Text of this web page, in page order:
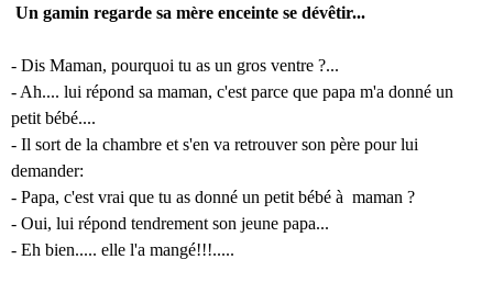
Un gamin regarde sa mère enceinte se dévêtir...
- Dis Maman, pourquoi tu as un gros ventre ?...
- Ah.... lui répond sa maman, c'est parce que papa m'a donné un
petit bébé....
- Il sort de la chambre et s'en va retrouver son père pour lui
demander:
- Papa, c'est vrai que tu as donné un petit bébé à maman ?
- Oui, lui répond tendrement son jeune papa...
- Eh bien..... elle l'a mangé!!!.....